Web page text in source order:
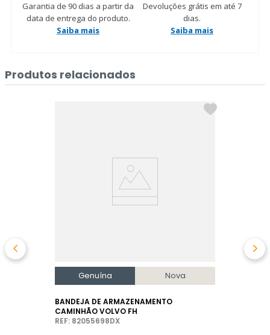
Garantia de 90 dias a partir da
data de entrega do produto.
Saiba mais
Devoluções grátis em até 7
dias.
Saiba mais
Produtos relacionados
Genuína Nova
BANDEJA DE ARMAZENAMENTO
CAMINHÃO VOLVO FH
REF: 82055698DX